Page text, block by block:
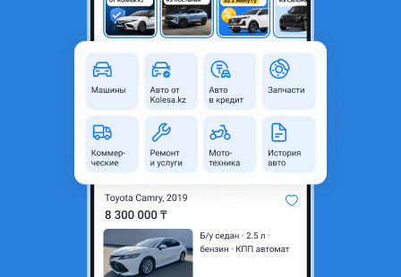
Sitrak C7H Тягач 4х2 АКПП 2026 года
38 840 000 ₸ Новая
новая, без пробега
область
Тягач
Объем двигателя, л